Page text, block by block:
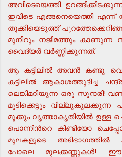
അവിടെയെത്തി.
ഇവിടെ എങ്ങനെയെത്തി എന്ന്
തൂക്കിയെടുത്ത്
മുനീറും നജീമത്തും കാണുന്ന
വൈദ്യര്‍ വര്‍ണ്ണിക്കുന്നത്.
ആ കട്ടിലില്‍ അവന്‍ കണ്ടു.
കട്ടിലില്‍ ആകാശത്തുദിച്ച
ലെങ്കിമറിയുന്ന ഒരു സുന്ദരി!
മുടിക്കെട്ടും വില്ലുകുലക്കുന്ന
മൂക്കും വൃത്താകൃതിയില്‍ ഉള്ള
പൊന്നിന്‍റെ കിണ്ടിയോ
മുലകളുടെ അടിഭാഗത്തില്‍
പോലെ മുലക്കണ്ണുകള്‍! ഈ